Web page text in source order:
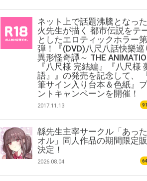
ネット上で話題沸騰となっ
火先生が描く 都市伝説をテ
としたエロティックホラー
弾！『(DVD)八尺八話快樂巡
異形怪奇譚～ THE
『八尺様 完結編』『八尺様
語』』の発売を記念して、
筆サイン入り台本＆色紙』
ントキャンペーンを開催！
2017.11.13
緜先生主宰サークル「あっ
オル」同人作品の期間限定
決定！
2026.08.04